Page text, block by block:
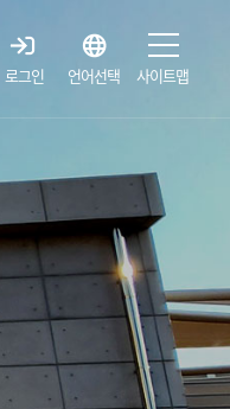
로그인 언어선택 사이트맵